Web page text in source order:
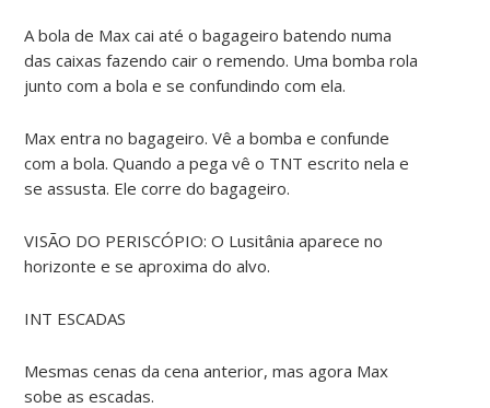
A bola de Max cai até o bagageiro batendo numa
das caixas fazendo cair o remendo. Uma bomba rola
junto com a bola e se confundindo com ela.
Max entra no bagageiro. Vê a bomba e confunde
com a bola. Quando a pega vê o TNT escrito nela e
se assusta. Ele corre do bagageiro.
VISÃO DO PERISCÓPIO: O Lusitânia aparece no
horizonte e se aproxima do alvo.
INT ESCADAS
Mesmas cenas da cena anterior, mas agora Max
sobe as escadas.